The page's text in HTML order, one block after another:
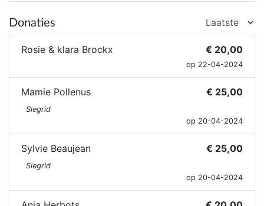
Donaties
Rosie & klara Brockx € 20,00
op 22-04-2024
Mamie Pollenus € 25,00
Siegrid
op 20-04-2024
Sylvie Beaujean € 25,00
Siegrid
op 20-04-2024